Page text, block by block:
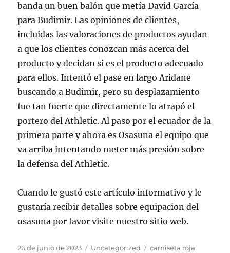
banda un buen balón que metía David García
para Budimir. Las opiniones de clientes,
incluidas las valoraciones de productos ayudan
a que los clientes conozcan más acerca del
producto y decidan si es el producto adecuado
para ellos. Intentó el pase en largo Aridane
buscando a Budimir, pero su desplazamiento
fue tan fuerte que directamente lo atrapó el
portero del Athletic. Al paso por el ecuador de la
primera parte y ahora es Osasuna el equipo que
va arriba intentando meter más presión sobre
la defensa del Athletic.
Cuando le gustó este artículo informativo y le
gustaría recibir detalles sobre equipacion del
osasuna por favor visite nuestro sitio web.
Publicado
26 de junio de 2023 Categorías
Uncategorized Etiquetas
camiseta roja